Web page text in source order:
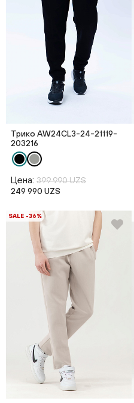
Трико AW24CL3-24-21119-
203216
Цена: 399 990 UZS
249 990 UZS
SALE -36%